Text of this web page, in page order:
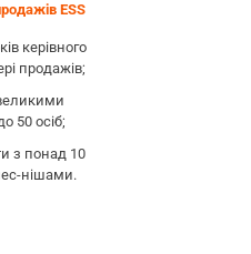
ESS
керівного
продажів;
50 осіб;
з понад 10
нішами.